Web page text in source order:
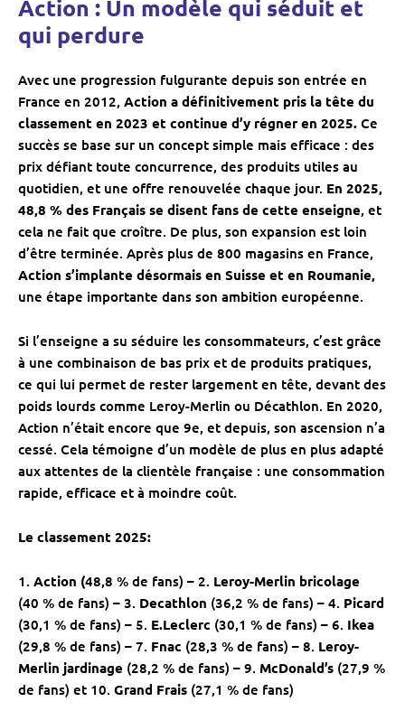
Action : Un modèle qui séduit et
qui perdure
Avec une progression fulgurante depuis son entrée en
France en 2012, Action a définitivement pris la tête du
classement en 2023 et continue d’y régner en 2025. Ce
succès se base sur un concept simple mais efficace : des
prix défiant toute concurrence, des produits utiles au
quotidien, et une offre renouvelée chaque jour. En 2025,
48,8 % des Français se disent fans de cette enseigne, et
cela ne fait que croître. De plus, son expansion est loin
d’être terminée. Après plus de 800 magasins en France,
Action s’implante désormais en Suisse et en Roumanie,
une étape importante dans son ambition européenne.
Si l’enseigne a su séduire les consommateurs, c’est grâce
à une combinaison de bas prix et de produits pratiques,
ce qui lui permet de rester largement en tête, devant des
poids lourds comme Leroy-Merlin ou Décathlon. En 2020,
Action n’était encore que 9e, et depuis, son ascension n’a
cessé. Cela témoigne d’un modèle de plus en plus adapté
aux attentes de la clientèle française : une consommation
rapide, efficace et à moindre coût.
Le classement 2025:
1. Action (48,8 % de fans) – 2. Leroy-Merlin bricolage
(40 % de fans) – 3. Decathlon (36,2 % de fans) – 4. Picard
(30,1 % de fans) – 5. E.Leclerc (30,1 % de fans) – 6. Ikea
(29,8 % de fans) – 7. Fnac (28,3 % de fans) – 8. Leroy-
Merlin jardinage (28,2 % de fans) – 9. McDonald’s (27,9 %
de fans) et 10. Grand Frais (27,1 % de fans)